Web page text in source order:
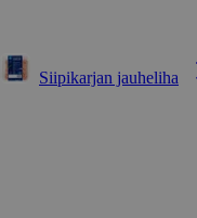
Siipikarjan jauheliha